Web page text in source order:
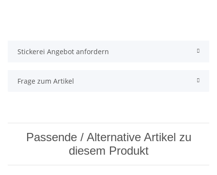
Stickerei Angebot anfordern
Frage zum Artikel
Passende / Alternative Artikel zu
diesem Produkt